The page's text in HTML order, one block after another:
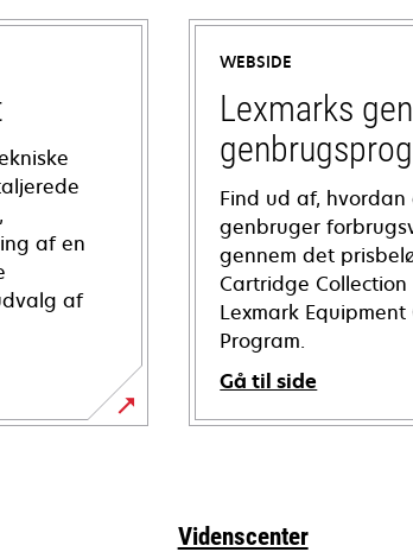
af en
af
WEBSIDE
Lexmarks
Find ud af,
genbruger
gennem det
Cartridge
Lexmark Equipment
Program.
Gå til side
Videnscenter